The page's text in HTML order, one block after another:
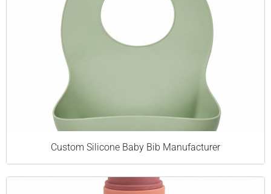
Custom Silicone Baby Bib Manufacturer